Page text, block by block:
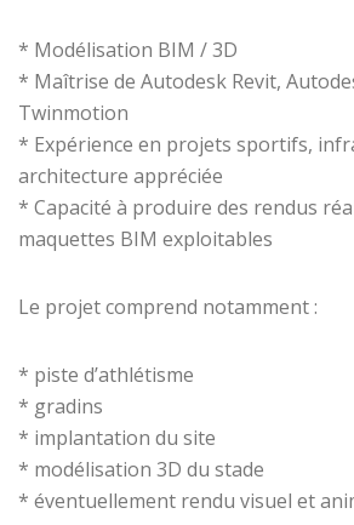
* Modélisation BIM / 3D
* Maîtrise de Autodesk Revit,
Twinmotion
* Expérience en projets sportifs,
architecture appréciée
* Capacité à produire des rendus
maquettes BIM exploitables
Le projet comprend notamment :
* piste d’athlétisme
* gradins
* implantation du site
* modélisation 3D du stade
* éventuellement rendu visuel et